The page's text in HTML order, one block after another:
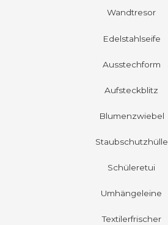
Wandtresor
Edelstahlseife
Ausstechform
Aufsteckblitz
Blumenzwiebel
Staubschutzhülle
Schüleretui
Umhängeleine
Textilerfrischer